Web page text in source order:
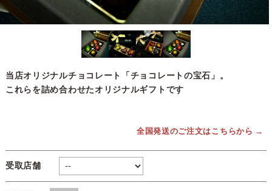
当店オリジナルチョコレート「チョコレートの宝石」。
これらを詰め合わせたオリジナルギフトです
全国発送のご注文はこちらから →
受取店舗